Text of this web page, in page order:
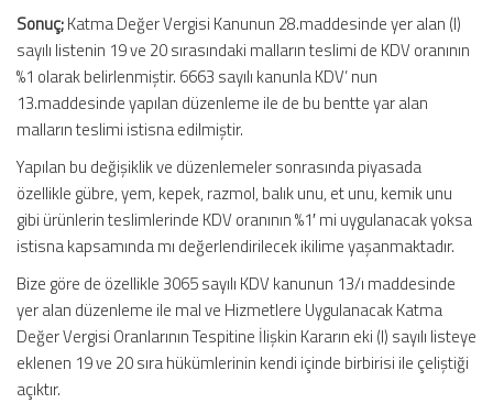
Sonuç;Katma Değer Vergisi Kanunun 28.maddesinde yer alan (I)
sayılı listenin 19 ve 20 sırasındaki malların teslimi de KDV oranının
%1 olarak belirlenmiştir. 6663 sayılı kanunla KDV’ nun
13.maddesinde yapılan düzenleme ile de bu bentte yar alan
malların teslimi istisna edilmiştir.
Yapılan bu değişiklik ve düzenlemeler sonrasında piyasada
özellikle gübre, yem, kepek, razmol, balık unu, et unu, kemik unu
gibi ürünlerin teslimlerinde KDV oranının %1′ mi uygulanacak yoksa
istisna kapsamında mı değerlendirilecek ikilime yaşanmaktadır.
Bize göre de özellikle 3065 sayılı KDV kanunun 13/ı maddesinde
yer alan düzenleme ile mal ve Hizmetlere Uygulanacak Katma
Değer Vergisi Oranlarının Tespitine İlişkin Kararın eki (I) sayılı listeye
eklenen 19 ve 20 sıra hükümlerinin kendi içinde birbirisi ile çeliştiği
açıktır.